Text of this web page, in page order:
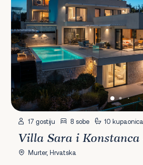
17 gostiju 8 sobe 10 kupaonica
Villa Sara i Konstanca
Murter, Hrvatska